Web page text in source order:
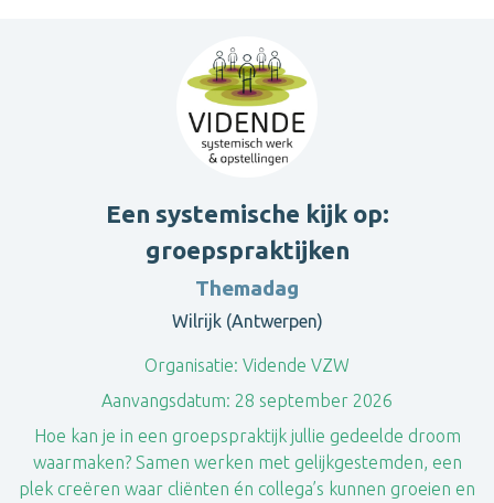
Een systemische kijk op:
groepspraktijken
Themadag
Wilrijk (Antwerpen)
Organisatie: Vidende VZW
Aanvangsdatum: 28 september 2026
Hoe kan je in een groepspraktijk jullie gedeelde droom
waarmaken? Samen werken met gelijkgestemden, een
plek creëren waar cliënten én collega’s kunnen groeien en